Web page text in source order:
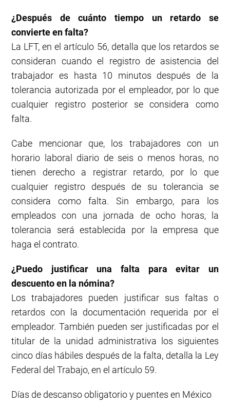
¿Después de cuánto tiempo un retardo se
convierte en falta?
La LFT, en el artículo 56, detalla que los retardos se
consideran cuando el registro de asistencia del
trabajador es hasta 10 minutos después de la
tolerancia autorizada por el empleador, por lo que
cualquier registro posterior se considera como
falta.
Cabe mencionar que, los trabajadores con un
horario laboral diario de seis o menos horas, no
tienen derecho a registrar retardo, por lo que
cualquier registro después de su tolerancia se
considera como falta. Sin embargo, para los
empleados con una jornada de ocho horas, la
tolerancia será establecida por la empresa que
haga el contrato.
¿Puedo justificar una falta para evitar un
descuento en la nómina?
Los trabajadores pueden justificar sus faltas o
retardos con la documentación requerida por el
empleador. También pueden ser justificadas por el
titular de la unidad administrativa los siguientes
cinco días hábiles después de la falta, detalla la Ley
Federal del Trabajo, en el artículo 59.
Días de descanso obligatorio y puentes en México